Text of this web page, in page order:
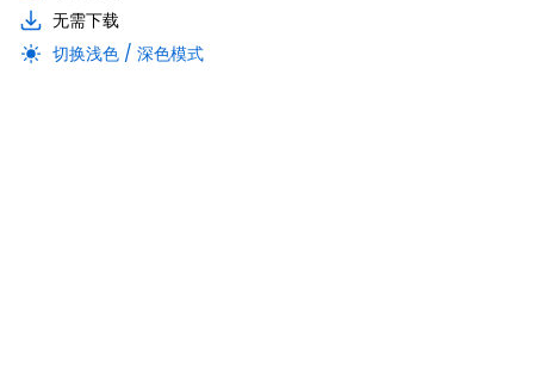
无需下载
切换浅色 / 深色模式